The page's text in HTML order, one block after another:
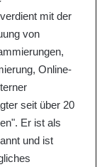
mit der
von
Online-
seit über 20
Er ist als
und ist